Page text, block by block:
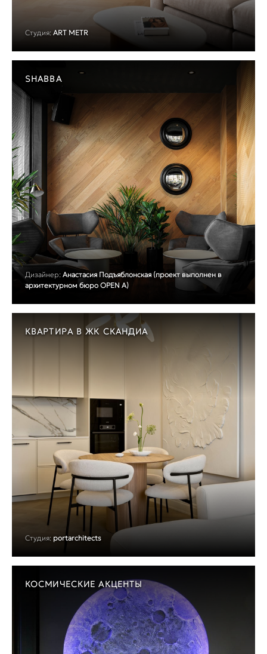
Студия: ART METR
SHABBA
Дизайнер: Анастасия Подъяблонская (проект выполнен в
архитектурном бюро OPEN A)
КВАРТИРА В ЖК СКАНДИА
Студия: portarchitects
КОСМИЧЕСКИЕ АКЦЕНТЫ